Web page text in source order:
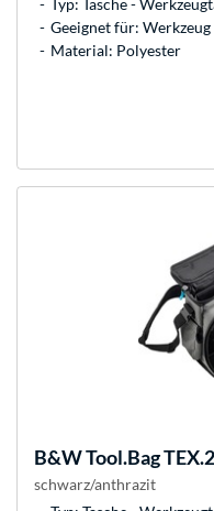
Geeignet für: Werkzeug
Material: Polyester
B&WTool.Bag
schwarz/anthrazit